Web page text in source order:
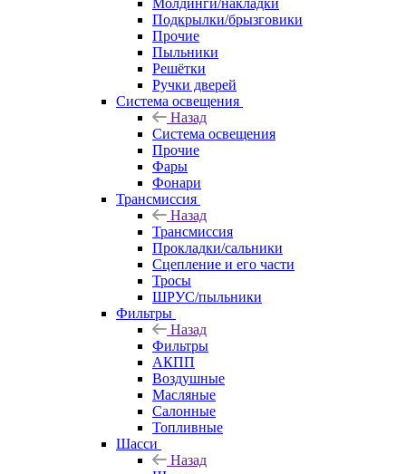
Молдинги/накладки
Подкрылки/брызговики
Прочие
Пыльники
Решётки
Ручки дверей
Система освещения
Назад
Система освещения
Прочие
Фары
Фонари
Трансмиссия
Назад
Трансмиссия
Прокладки/сальники
Сцепление и его части
Тросы
ШРУС/пыльники
Фильтры
Назад
Фильтры
АКПП
Воздушные
Масляные
Салонные
Топливные
Шасси
Назад